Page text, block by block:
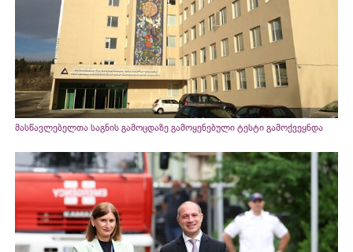
მასწავლებელთა საგნის გამოცდაზე გამოყენებული ტესტი გამოქვეყნდა